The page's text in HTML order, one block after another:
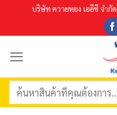
content
บริษัท ควายทอง เออีซี จำกัด
ค้นหา: